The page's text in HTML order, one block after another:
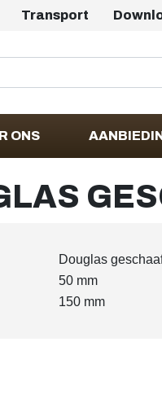
Transport
ONS
Douglas
50 mm
150 mm